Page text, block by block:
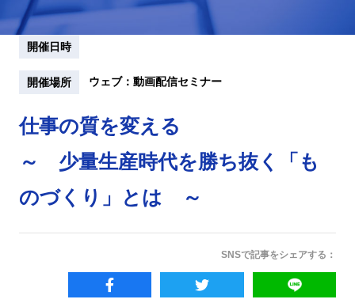
開催日時
開催場所 ウェブ：動画配信セミナー
仕事の質を変える
～ 少量生産時代を勝ち抜く「も
のづくり」とは ～
SNSで記事をシェアする：